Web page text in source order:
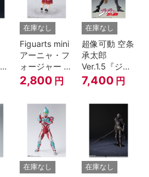
在庫なし
Figuarts mini
アーニャ・フ
ォージャー -
おでけけこー
で-
2,800 円
在庫なし
超像可動 空条
承太郎
Ver.1.5『ジョ
ジョの奇妙な
冒険 第3部』
7,400 円
在庫なし 在庫なし